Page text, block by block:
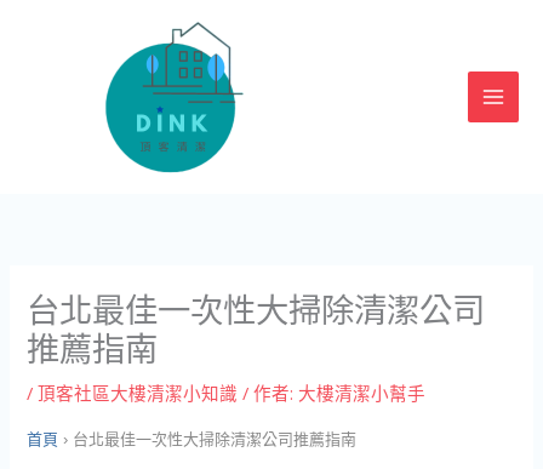
台北最佳一次性大掃除清潔公司
推薦指南
/頂客社區大樓清潔小知識 / 作者: 大樓清潔小幫手
首頁 › 台北最佳一次性大掃除清潔公司推薦指南